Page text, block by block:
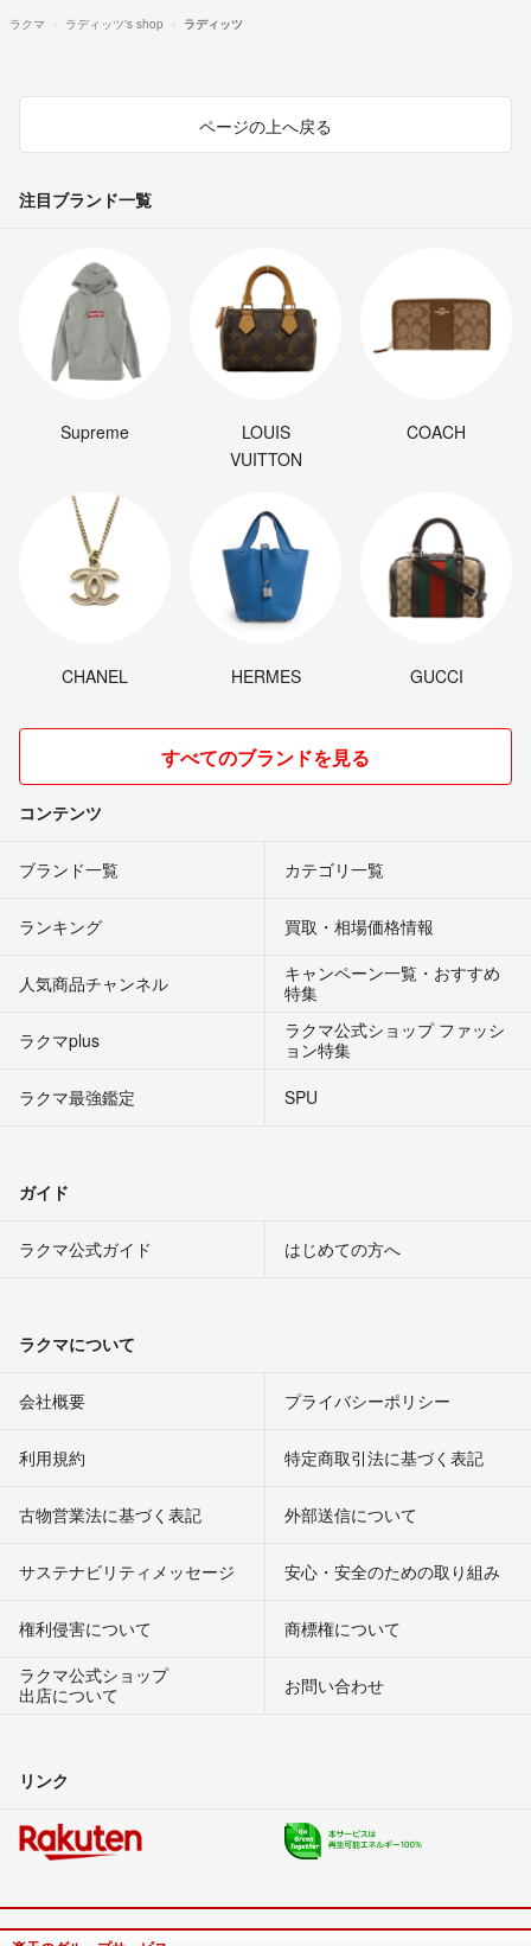
ラクマ ラディッツ's shop ラディッツ
ページの上へ戻る
注目ブランド一覧
Supreme
LOUIS
VUITTON
COACH
CHANEL HERMES GUCCI
すべてのブランドを見る
コンテンツ
ブランド一覧 カテゴリ一覧
ランキング 買取・相場価格情報
人気商品チャンネル
キャンペーン一覧・おすすめ
特集
ラクマplus
ラクマ公式ショップ ファッシ
ョン特集
ラクマ最強鑑定
SPU
ガイド
ラクマ公式ガイド はじめての方へ
ラクマについて
会社概要 プライバシーポリシー
利用規約 特定商取引法に基づく表記
古物営業法に基づく表記 外部送信について
サステナビリティメッセージ 安心・安全のための取り組み
権利侵害について
商標権について
ラクマ公式ショップ
出店について
お問い合わせ
リンク